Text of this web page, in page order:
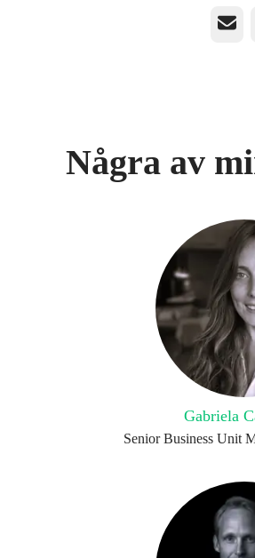
E-post
Några av
Gabriela
Senior Business Unit